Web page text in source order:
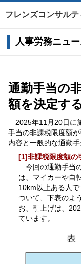
フレンズコンサル
人事労務ニュ
通勤手当の
額を決定す
2025年11月20日に
手当の非課税限度額
内容と一般的な通勤
[1]非課税限度額の
今回の通勤手当
は、マイカーや自
10km以上ある人
ついて、下表のよ
お、引上げは、
ています。